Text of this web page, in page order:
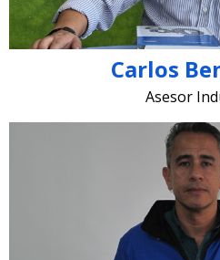
Carlos
Asesor
jhon.pinzon